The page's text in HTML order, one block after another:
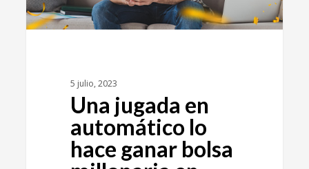
5 julio, 2023
Una jugada en
automático lo
hace ganar bolsa